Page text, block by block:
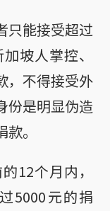
只能接受超过
坡人掌控、
，不得接受外
份是明显伪造
。
12个月内，
5000元的捐